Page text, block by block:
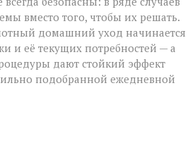
вместо того, чтобы их решать.
домашний уход начинается
и её текущих потребностей — а
дают стойкий эффект
подобранной ежедневной